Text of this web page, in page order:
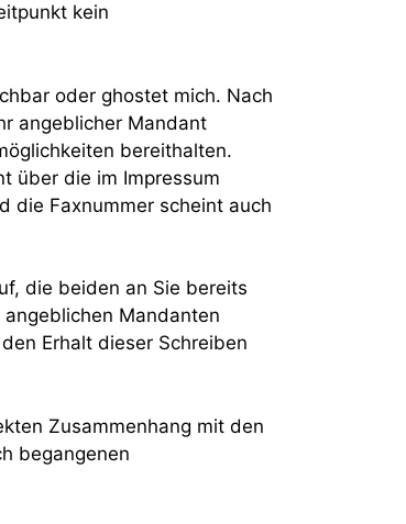
kein
oder ghostet mich. Nach
angeblicher Mandant
bereithalten.
über die im Impressum
die Faxnummer scheint auch
die beiden an Sie bereits
Mandanten
Erhalt dieser Schreiben
Zusammenhang mit den
begangenen